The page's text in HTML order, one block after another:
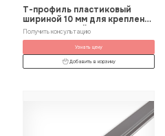
Т-профиль пластиковый
шириной 10 мм для крепления
разделителей на полке
Получить консультацию
Узнать цену
Добавить в корзину